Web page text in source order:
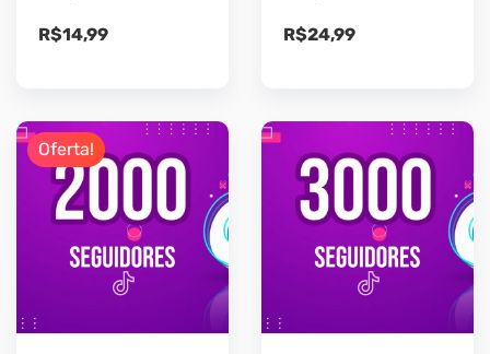
R$14,99 R$24,99
Oferta!